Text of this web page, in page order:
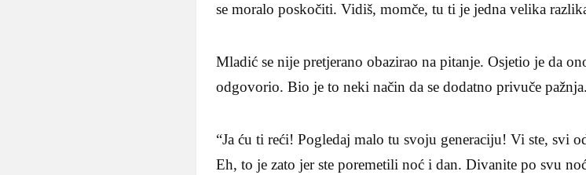
se moralo poskočiti. Vidiš, momče, tu ti je jedna velika
Mladić se nije pretjerano obazirao na pitanje. Osjetio je da
odgovorio. Bio je to neki način da se dodatno privuče
“Ja ću ti reći! Pogledaj malo tu svoju generaciju! Vi ste, svi
Eh, to je zato jer ste poremetili noć i dan. Divanite po svu